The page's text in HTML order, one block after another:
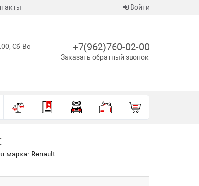
Войти
Сб-Вс
+7(962)760-02-00
Заказать обратный звонок
марка: Renault